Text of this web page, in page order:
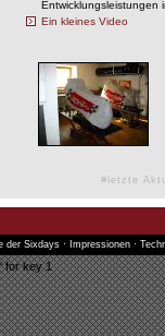
Entwicklungsleistungen
Ein kleines Video
#letzte
der Sixdays· Impressionen·
for key 1